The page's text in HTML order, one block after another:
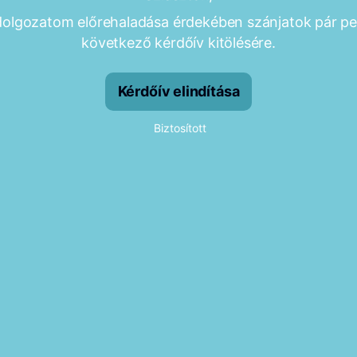
előrehaladása érdekében szánjatok pár
következő kérdőív kitölésére.
Kérdőív elindítása
Biztosított